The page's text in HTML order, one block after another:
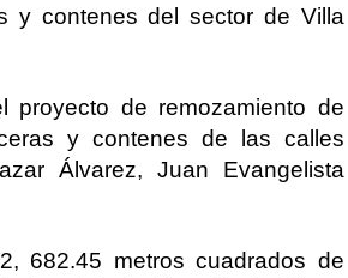
y contenes del sector de Villa
proyecto de remozamiento de
y contenes de las calles
Álvarez, Juan Evangelista
682.45 metros cuadrados de